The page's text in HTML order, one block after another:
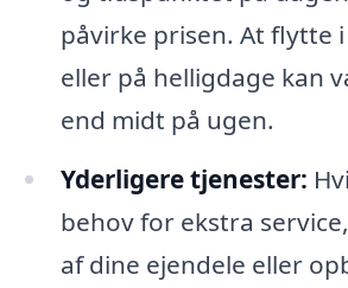
påvirke prisen. At flytte
eller på helligdage kan
end midt på ugen.
Yderligere tjenester:
behov for ekstra
af dine ejendele eller